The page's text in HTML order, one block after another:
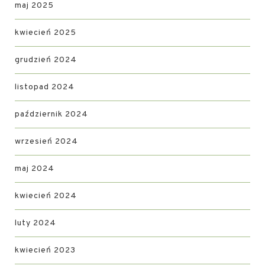
maj 2025
kwiecień 2025
grudzień 2024
listopad 2024
październik 2024
wrzesień 2024
maj 2024
kwiecień 2024
luty 2024
kwiecień 2023